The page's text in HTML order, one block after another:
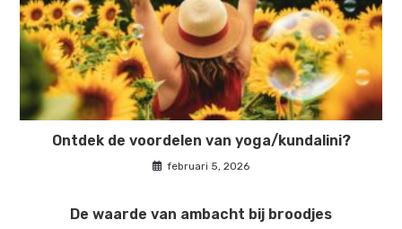
Ontdek de voordelen van yoga/kundalini?
februari 5, 2026
De waarde van ambacht bij broodjes